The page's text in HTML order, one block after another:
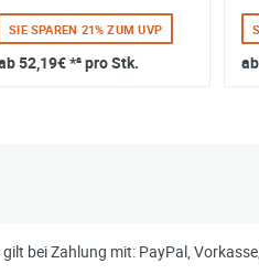
SIE SPAREN 21% ZUM UVP
52,19€*² pro Stk. ab
bei Zahlung mit: PayPal,